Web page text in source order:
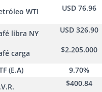
WTI USD 76.96
libra NY USD 326.90
carga $2.205.000
(E.A)
9.70%
$400.84